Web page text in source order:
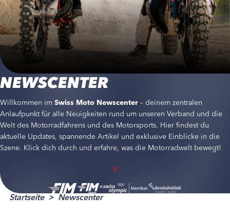
NEWSCENTER
Willkommen im Swiss Moto Newscenter – deinem zentralen
Anlaufpunkt für alle Neuigkeiten rund um unseren Verband und die
Welt des Motorradfahrens und des Motorsports. Hier findest du
aktuelle Updates, spannende Artikel und exklusive Einblicke in die
Szene. Klick dich durch und erfahre, was die Motorradwelt bewegt!
Startseite Newscenter